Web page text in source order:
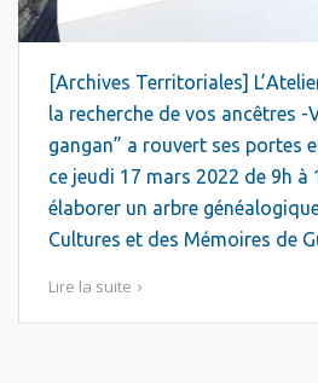
[Archives Territoriales]
la recherche de vos ancêtres -
gangan” a rouvert ses portes
ce jeudi 17 mars 2022 de 9h à
élaborer un arbre
Cultures et des Mémoires de
Lire la suite